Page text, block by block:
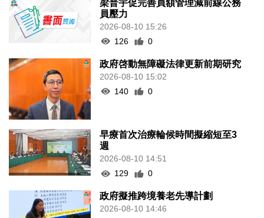
梁普宇促完善員額管理減前線公務
員壓力
2026-08-10 15:26
126
0
政府啓動無障礙法律更新前期研究
2026-08-10 15:02
140
0
早療首次治療輪候時間擬縮短至3
週
2026-08-10 14:51
129
0
政府擬推跨境養老先導計劃
2026-08-10 14:46